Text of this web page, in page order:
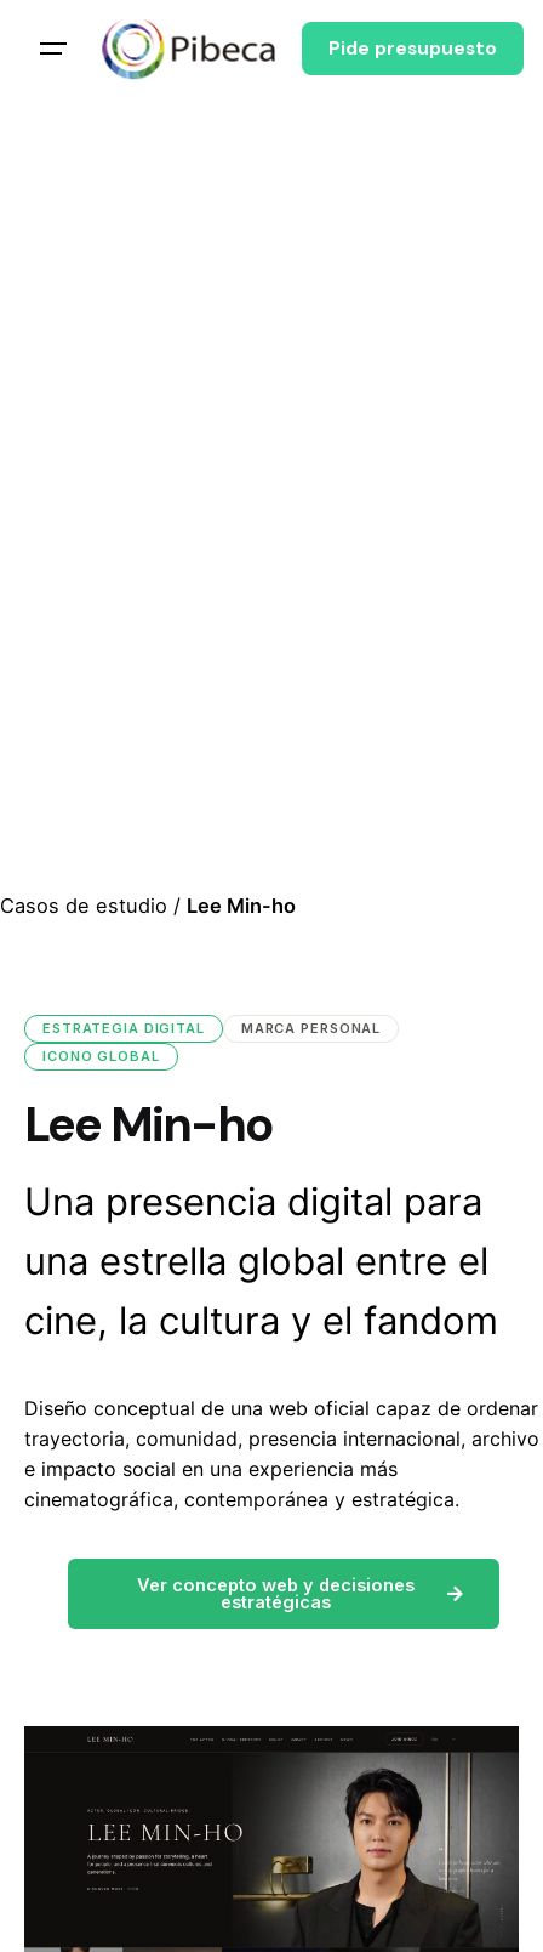
Pide presupuesto
Casos de estudio / Lee Min-ho
ESTRATEGIA DIGITAL
MARCA PERSONAL
ICONO GLOBAL
Lee Min-ho
Una presencia digital para
una estrella global entre el
cine, la cultura y el fandom
Diseño conceptual de una web oficial capaz de ordenar
trayectoria, comunidad, presencia internacional, archivo
e impacto social en una experiencia más
cinematográfica, contemporánea y estratégica.
Ver concepto web y decisiones
estratégicas